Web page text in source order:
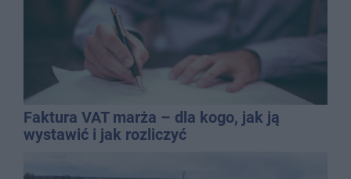
Faktura VAT marża – dla kogo, jak ją
wystawić i jak rozliczyć